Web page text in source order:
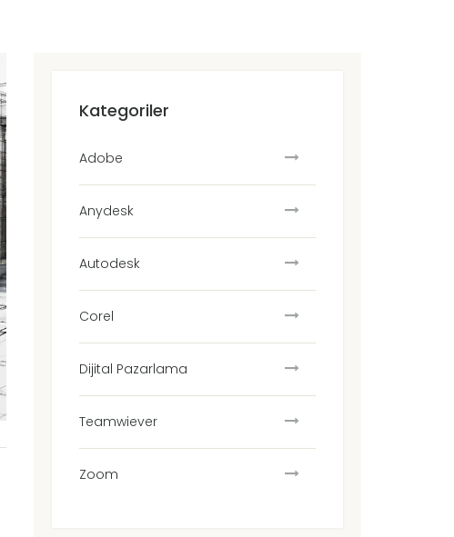
Kategoriler
Adobe
Anydesk
Autodesk
Corel
Dijital Pazarlama
Teamwiever
Zoom